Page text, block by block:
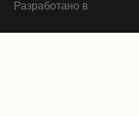
Разработано в